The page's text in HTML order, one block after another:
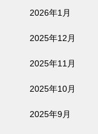
2026年1月
2025年12月
2025年11月
2025年10月
2025年9月